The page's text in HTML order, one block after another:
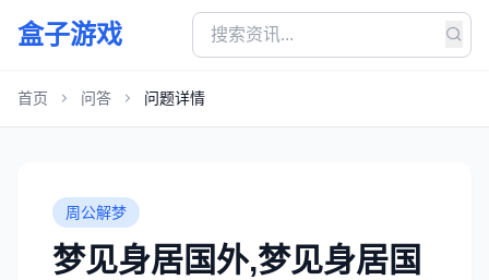
盒子游戏
首页 问答 问题详情
周公解梦
梦见身居国外,梦见身居国